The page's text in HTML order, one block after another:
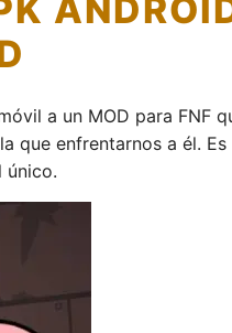
a un MOD para FNF
que enfrentarnos a él. Es
único.